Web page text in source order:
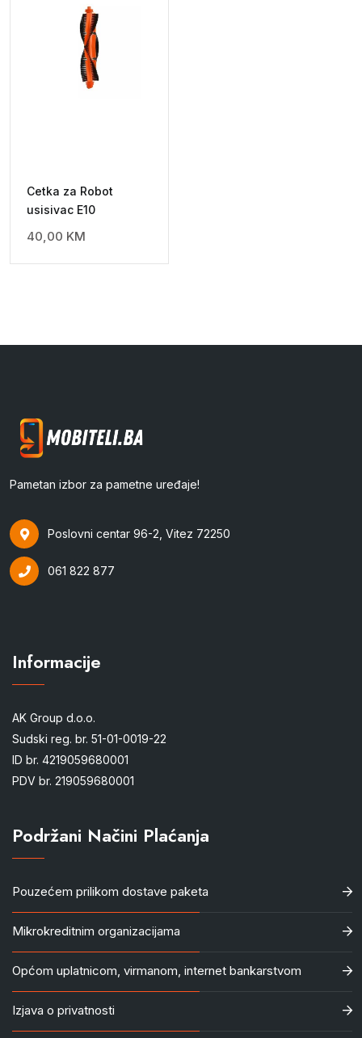
Cetka za Robot
usisivac E10
40,00 KM
Pametan izbor za pametne uređaje!
Poslovni centar 96-2, Vitez 72250
061 822 877
Informacije
AK Group d.o.o.
Sudski reg. br. 51-01-0019-22
ID br. 4219059680001
PDV br. 219059680001
Podržani Načini Plaćanja
Pouzećem prilikom dostave paketa
Mikrokreditnim organizacijama
Općom uplatnicom, virmanom, internet bankarstvom
Izjava o privatnosti